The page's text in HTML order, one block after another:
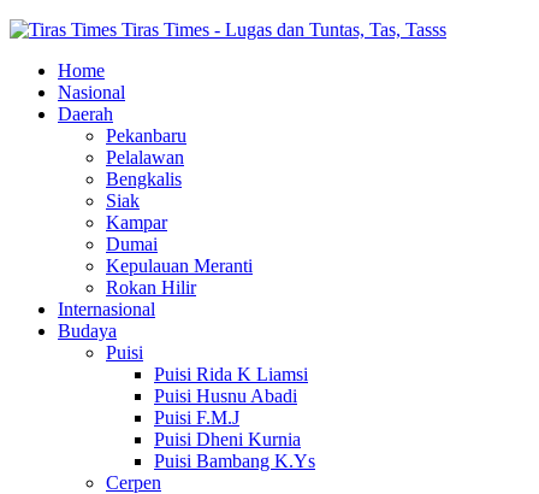
Tiras Times - Lugas dan Tuntas, Tas, Tasss
Home
Nasional
Daerah
Pekanbaru
Pelalawan
Bengkalis
Siak
Kampar
Dumai
Kepulauan Meranti
Rokan Hilir
Internasional
Budaya
Puisi
Puisi Rida K Liamsi
Puisi Husnu Abadi
Puisi F.M.J
Puisi Dheni Kurnia
Puisi Bambang K.Ys
Cerpen